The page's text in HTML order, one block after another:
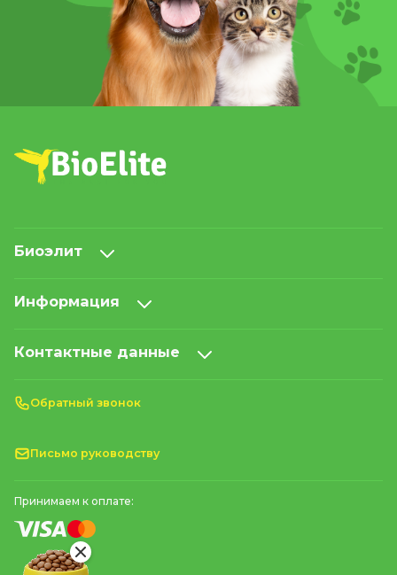
Биоэлит
Информация
Контактные данные
Обратный звонок
Письмо руководству
Принимаем к оплате: